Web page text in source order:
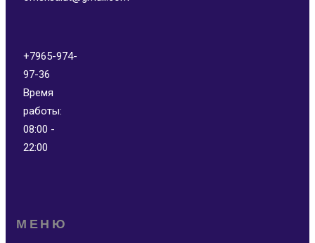
+7965-974-
97-36
Время
работы:
08:00 -
22:00
МЕНЮ